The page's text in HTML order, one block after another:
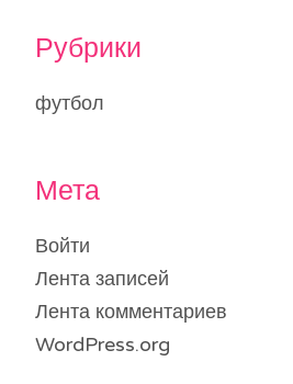
Рубрики
футбол
Мета
Войти
Лента записей
Лента комментариев
WordPress.org